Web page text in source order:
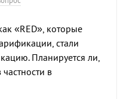
«RED», которые
стали
Планируется ли,
в